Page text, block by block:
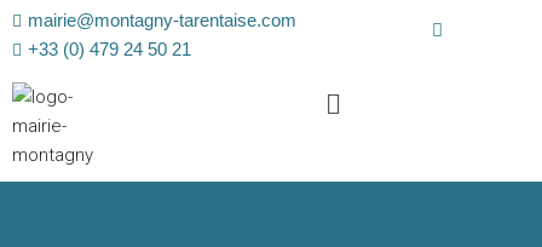
mairie@montagny-tarentaise.com
+33 (0) 479 24 50 21